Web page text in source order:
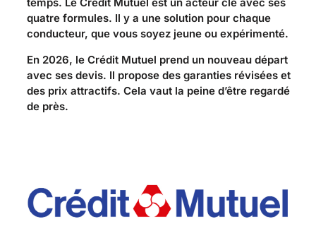
quatre formules. Il y a une solution pour chaque
conducteur, que vous soyez jeune ou expérimenté.
En 2026, le Crédit Mutuel prend un nouveau départ
avec ses devis. Il propose des garanties révisées et
des prix attractifs. Cela vaut la peine d’être regardé
de près.